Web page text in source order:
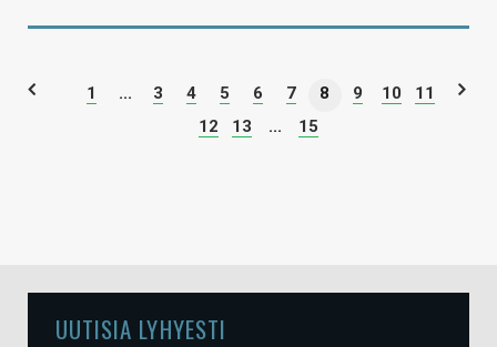
1 ... 3 4 5 6 7 8 9 10
11
12
13 ... 15
UUTISIA LYHYESTI